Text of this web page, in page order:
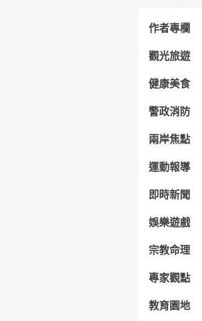
作者專欄
觀光旅遊
健康美食
警政消防
兩岸焦點
運動報導
即時新聞
娛樂遊戲
宗教命理
專家觀點
教育園地